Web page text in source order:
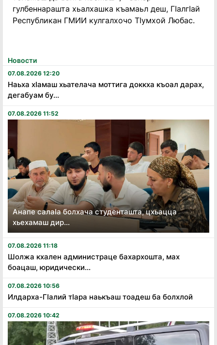
Новости
07.08.2026 12:20
Наьха хӏамаш хьателача моттига доккха къоал дарах,
дегабуам бу...
07.08.2026 11:52
Анапе салаӏа болхача студенташта, цхьацца
хьехамаш дир...
07.08.2026 11:18
Шолжа кхален администраце бахархошта, мах
боацаш, юридически...
07.08.2026 10:56
Илдарха-Гӏалий тӏара наькъаш тоадеш ба болхлой
07.08.2026 10:42
гулбеннарашта хьалхашка къамаьл деш, ГӀалгӀай
Республикан ГМИИ кулгалхочо ТӀумхой Любас.